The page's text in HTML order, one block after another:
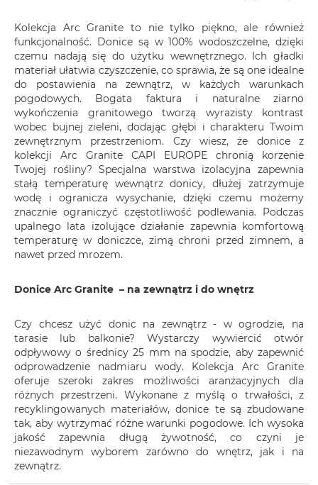
Kolekcja Arc Granite to nie tylko piękno, ale również
funkcjonalność. Donice są w 100% wodoszczelne, dzięki
czemu nadają się do użytku wewnętrznego. Ich gładki
materiał ułatwia czyszczenie, co sprawia, że są one idealne
do postawienia na zewnątrz, w każdych warunkach
pogodowych. Bogata faktura i naturalne ziarno
wykończenia granitowego tworzą wyrazisty kontrast
wobec bujnej zieleni, dodając głębi i charakteru Twoim
zewnętrznym przestrzeniom. Czy wiesz, że donice z
kolekcji Arc Granite CAPI EUROPE chronią korzenie
Twojej rośliny? Specjalna warstwa izolacyjna zapewnia
stałą temperaturę wewnątrz donicy, dłużej zatrzymuje
wodę i ogranicza wysychanie, dzięki czemu możemy
znacznie ograniczyć częstotliwość podlewania. Podczas
upalnego lata izolujące działanie zapewnia komfortową
temperaturę w doniczce, zimą chroni przed zimnem, a
nawet przed mrozem.
Donice Arc Granite – na zewnątrz i do wnętrz
Czy chcesz użyć donic na zewnątrz - w ogrodzie, na
tarasie lub balkonie? Wystarczy wywiercić otwór
odpływowy o średnicy 25 mm na spodzie, aby zapewnić
odprowadzenie nadmiaru wody. Kolekcja Arc Granite
oferuje szeroki zakres możliwości aranżacyjnych dla
różnych przestrzeni. Wykonane z myślą o trwałości, z
recyklingowanych materiałów, donice te są zbudowane
tak, aby wytrzymać różne warunki pogodowe. Ich wysoka
jakość zapewnia długą żywotność, co czyni je
niezawodnym wyborem zarówno do wnętrz, jak i na
zewnątrz.